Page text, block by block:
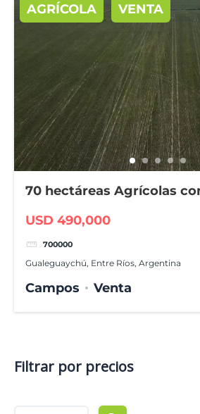
AGRÍCOLA VENTA
70 hectáreas Agrícolas
USD 490,000
700000
Gualeguaychú, Entre Ríos, Argentina
Campos Venta
Filtrar por precios